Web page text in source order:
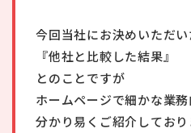
今回当社にお決めいただ
『他社と比較した結果』
とのことですが
ホームページで細かな業
分かり易くご紹介しており